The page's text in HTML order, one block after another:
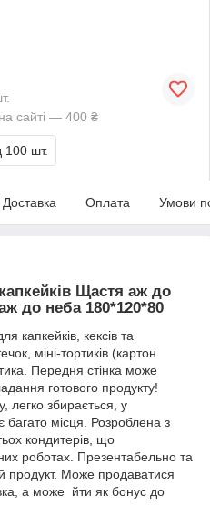
сайті — 400 ₴
100 шт.
Доставка Оплата Умови
Щастя аж до
до неба 180*120*80
капкейків, кексів та
міні-тортиків (картон
Передня стінка може
готового продукту!
легко збирається, у
багато місця. Розроблена з
кондитерів, що
роботах. Презентабельно та
продукт. Може продаватися
а може йти як бонус до